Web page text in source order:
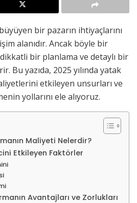
bir pazarın ihtiyaçlarını
alanıdır. Ancak böyle bir
bir planlama ve detaylı bir
Bu yazıda, 2025 yılında yatak
etkileyen unsurları ve
yollarını ele alıyoruz.
Maliyeti Nelerdir?
Etkileyen Faktörler
Avantajları ve Zorlukları